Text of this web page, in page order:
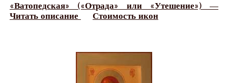
«Ватопедская» («Отрада» или «Утешение») —
Читать описание
Стоимость икон